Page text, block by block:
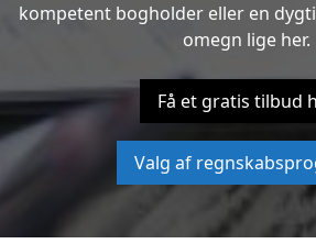
kompetent bogholder eller en
omegn lige her.
Få et gratis tilbud
Valg af